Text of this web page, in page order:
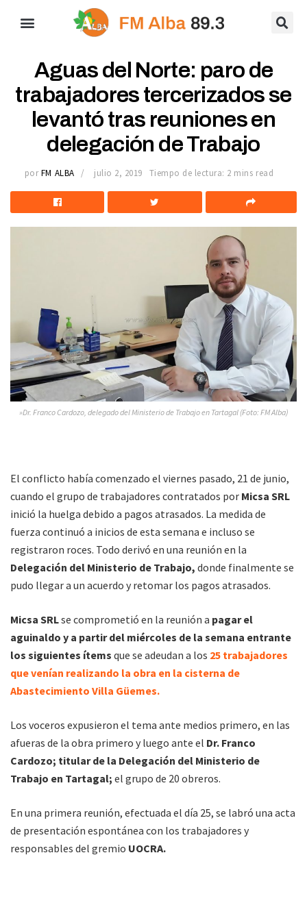
Aguas del Norte: paro de
trabajadores tercerizados se
levantó tras reuniones en
delegación de Trabajo
por FM ALBA julio 2, 2019 Tiempo de lectura: 2 mins read
»Dr. Franco Cardozo, delegado del Ministerio de Trabajo en Tartagal (Foto: FM Alba)
El conflicto había comenzado el viernes pasado, 21 de junio,
cuando el grupo de trabajadores contratados por Micsa SRL
inició la huelga debido a pagos atrasados. La medida de
fuerza continuó a inicios de esta semana e incluso se
registraron roces. Todo derivó en una reunión en la
Delegación del Ministerio de Trabajo, donde finalmente se
pudo llegar a un acuerdo y retomar los pagos atrasados.
Micsa SRLse comprometió en la reunión a pagar el
aguinaldo y a partir del miércoles de la semana entrante
los siguientes ítems que se adeudan a los 25 trabajadores
que venían realizando la obra en la cisterna de
Abastecimiento Villa Güemes.
Los voceros expusieron el tema ante medios primero, en las
afueras de la obra primero y luego ante el Dr. Franco
Cardozo; titular de la Delegación del Ministerio de
Trabajo en Tartagal; el grupo de 20 obreros.
En una primera reunión, efectuada el día 25, se labró una acta
de presentación espontánea con los trabajadores y
responsables del gremio UOCRA.